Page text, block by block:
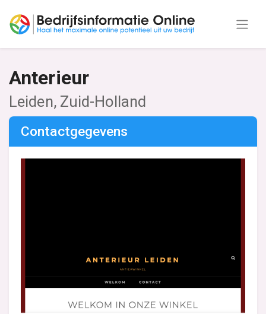
Anterieur
Leiden, Zuid-Holland
Contactgegevens